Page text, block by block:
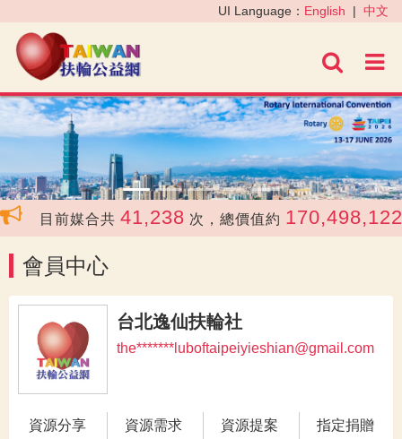
進階
UI Language： English | 中文
‹ ›
目前媒合共 41,238 次，總價值約 170,498,122
會員中心
台北逸仙扶輪社
the*******luboftaipeiyieshian@gmail.com
資源分享 資源需求 資源提案 指定捐贈